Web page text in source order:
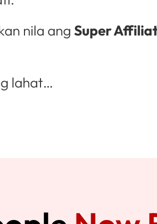
nila ang Super
lahat…